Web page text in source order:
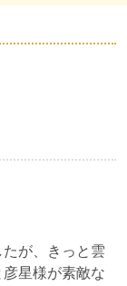
が、きっと雲
星様が素敵な